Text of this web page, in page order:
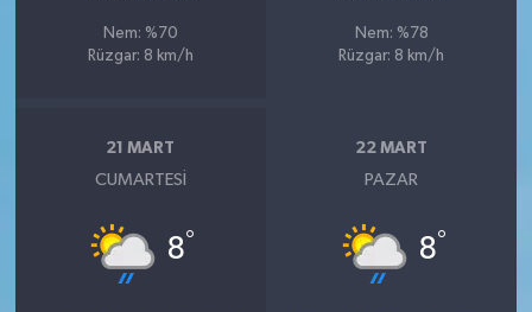
Nem: %70
Rüzgar: 8 km/h
Nem: %78
Rüzgar: 8 km/h
21 MART
CUMARTESI
8°
22 MART
PAZAR
8°